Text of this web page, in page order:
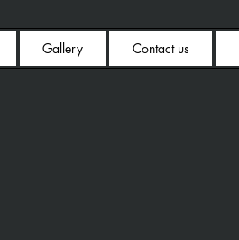
Gallery Contact us